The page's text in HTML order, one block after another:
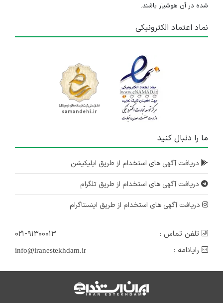
شده در آن هوشیار باشند.
نماد اعتماد الکترونیکی
ما را دنبال کنید
دریافت آگهی های استخدام از طریق اپلیکیشن
دریافت آگهی های استخدام از طریق تلگرام
دریافت آگهی های استخدام از طریق اینستاگرام
تلفن تماس :
۰۲۱-۹۱۳۰۰۰۱۳
رایانامه :
info@iranestekhdam.ir